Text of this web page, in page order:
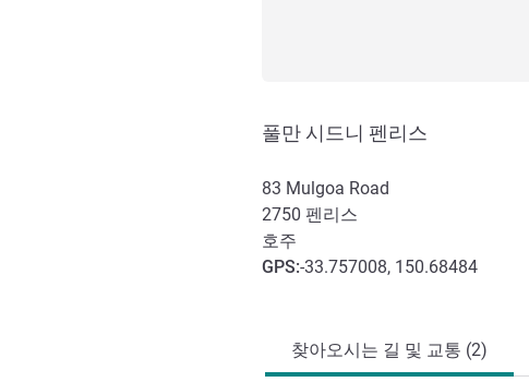
풀만 시드니 펜리스
83 Mulgoa Road
2750 펜리스
호주
GPS:-33.757008, 150.68484
찾아오시는 길 및 교통 (2)